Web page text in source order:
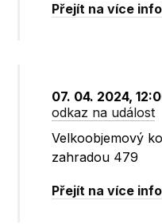
Přejít na více
07. 04. 2024,
odkaz na událost
Velkoobjemový
zahradou 479
Přejít na více